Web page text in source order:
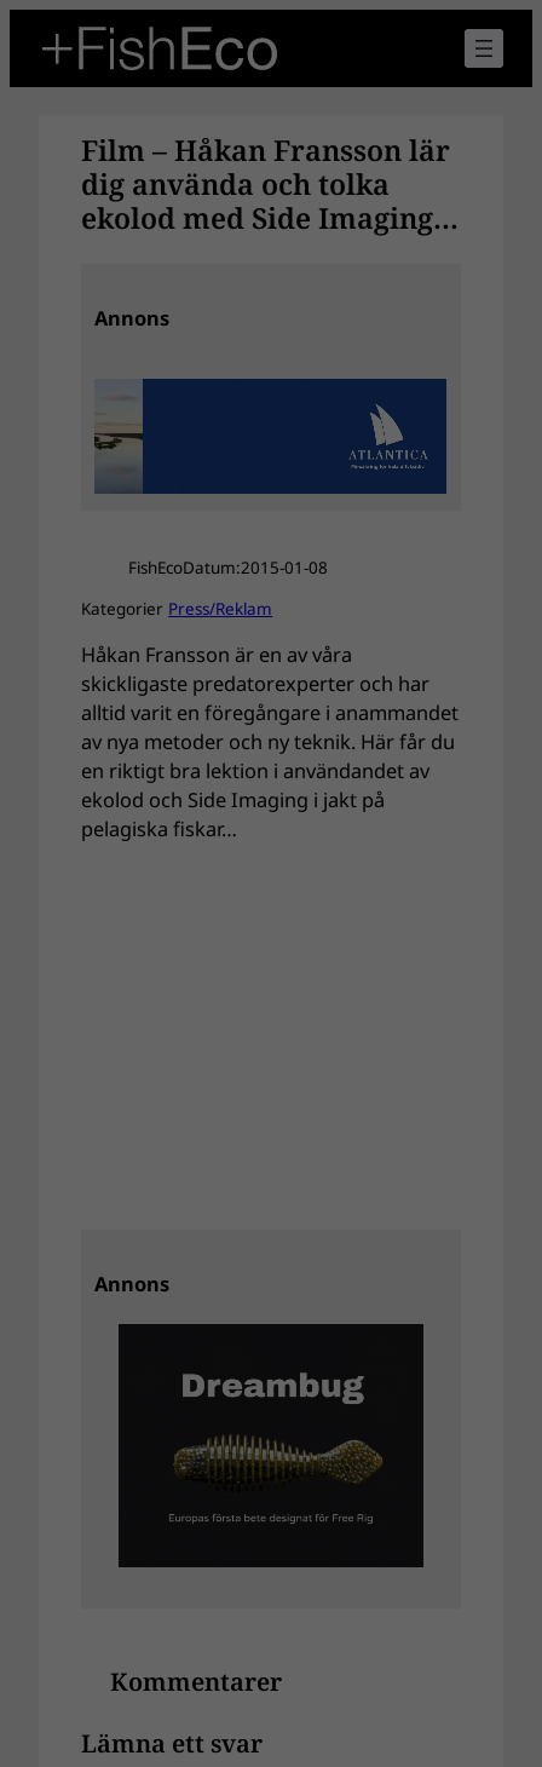
innehåll
Film – Håkan Fransson lär
dig använda och tolka
ekolod med Side Imaging…
Annons
FishEcoDatum:2015-01-08
Kategorier Press/Reklam
Håkan Fransson är en av våra
skickligaste predatorexperter och har
alltid varit en föregångare i anammandet
av nya metoder och ny teknik. Här får du
en riktigt bra lektion i användandet av
ekolod och Side Imaging i jakt på
pelagiska fiskar…
Annons
Kommentarer
Lämna ett svar